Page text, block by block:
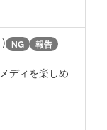
NG 報告
ディを楽しめ